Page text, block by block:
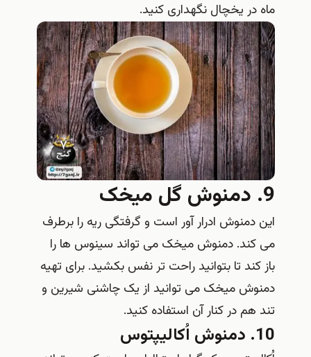
ماه در یخچال نگهداری کنید.
9. دمنوش گل میخک
این دمنوش ادرار آور است و گرفتگی ریه را برطرف
می کند. دمنوش میخک می تواند سینوس ها را
باز کند تا بتوانید راحت تر نفس بکشید. برای تهیه
دمنوش میخک می توانید از یک چاشنی شیرین و
تند هم در کنار آن استفاده کنید.
10. دمنوش اُکالیپتوس